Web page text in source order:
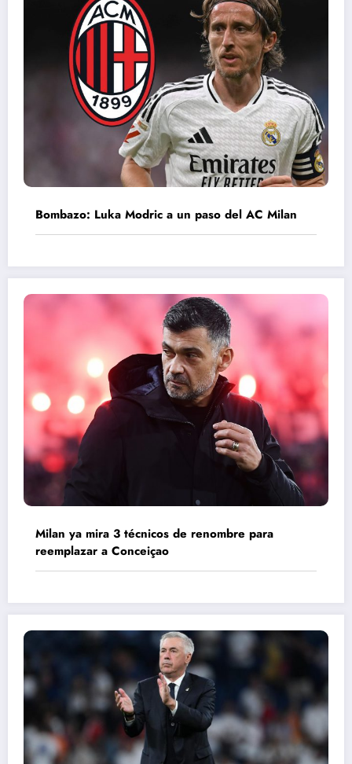
Bombazo: Luka Modric a un paso del AC Milan
Milan ya mira 3 técnicos de renombre para
reemplazar a Conceiçao